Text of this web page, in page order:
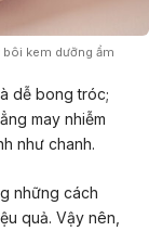
kem dưỡng ẩm
dễ bong tróc;
may nhiễm
như chanh.
những cách
quả. Vậy nên,